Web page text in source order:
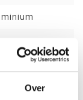
Over